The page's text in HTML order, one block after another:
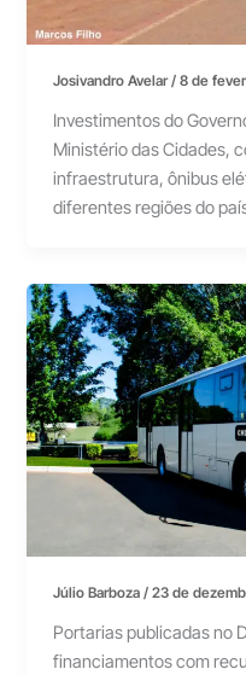
Josivandro Avelar/8 de
Investimentos do
Ministério das Cidades,
infraestrutura, ônibus
diferentes regiões do
Júlio Barboza/23 de
Portarias publicadas no
financiamentos com